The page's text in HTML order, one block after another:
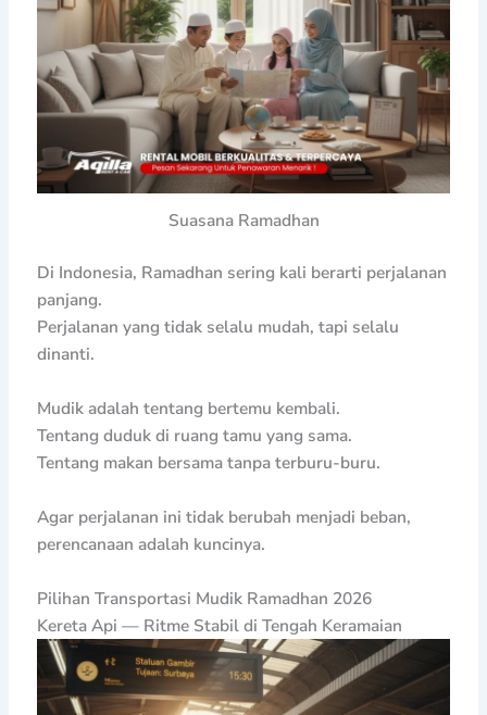
Suasana Ramadhan
Di Indonesia, Ramadhan sering kali berarti perjalanan
panjang.
Perjalanan yang tidak selalu mudah, tapi selalu
dinanti.
Mudik adalah tentang bertemu kembali.
Tentang duduk di ruang tamu yang sama.
Tentang makan bersama tanpa terburu-buru.
Agar perjalanan ini tidak berubah menjadi beban,
perencanaan adalah kuncinya.
Pilihan Transportasi Mudik Ramadhan 2026
Kereta Api — Ritme Stabil di Tengah Keramaian